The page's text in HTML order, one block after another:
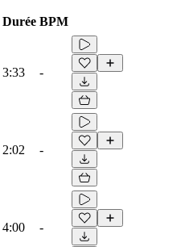
Durée BPM
3:33 -
2:02 -
4:00 -